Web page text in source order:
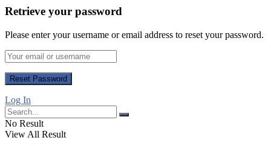
Retrieve your password
Please enter your username or email address to reset your password.
Log In
No Result
View All Result